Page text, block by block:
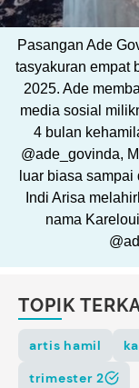
Pasangan Ade
tasyakuran empat
2025. Ade
media sosial
4 bulan
@ade_govinda,
luar biasa
Indi Arisa
nama
TOPIK
artis hamil
trimester 2